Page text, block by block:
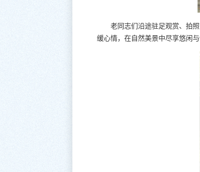
老同志们沿途驻足观赏、拍
缓心情，在自然美景中尽享悠闲